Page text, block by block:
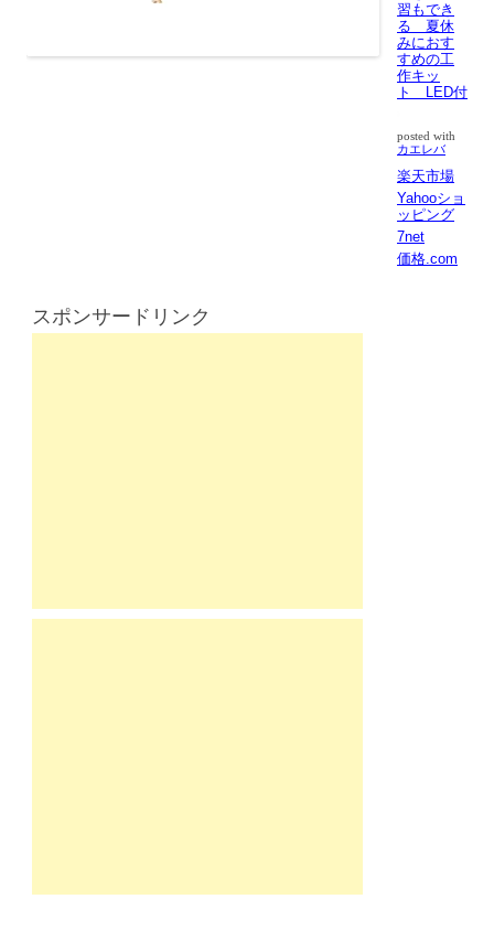
習もでき
る 夏休
みにおす
すめの工
作キッ
ト LED付
posted with
カエレバ
楽天市場
Yahooショ
ッピング
7net
価格.com
スポンサードリンク